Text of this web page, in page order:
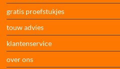
gratis proefstukjes
touw advies
klantenservice
over ons